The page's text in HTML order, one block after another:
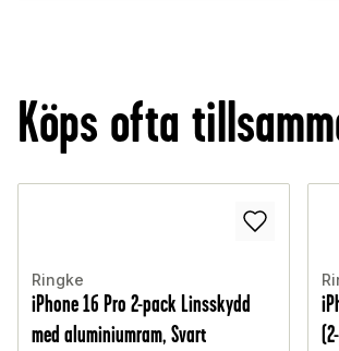
Köps ofta
Ringke
iPhone 16 Pro 2-pack Linsskydd
med aluminiumram, Svart